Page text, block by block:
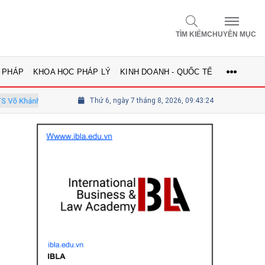
TÌM KIẾMCHUYÊN MỤC
KHOA HỌC PHÁP LÝ KINH DOANH - QUỐC TẾ
- Ủy viên Hội đồng Tổng biên tập Lê Thị Mai Phương - Ủy viên
Thứ 6, ngày 7 tháng 8, 2026, 09:43:25